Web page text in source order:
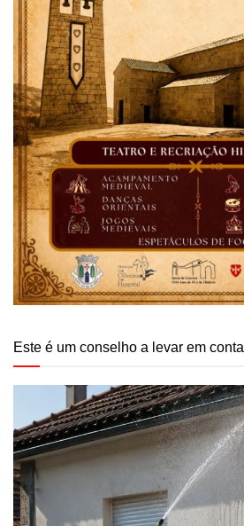
Este é um conselho a levar em conta